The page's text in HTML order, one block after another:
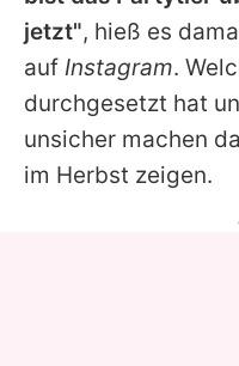
jetzt", hieß es
auf Instagram.
durchgesetzt hat
unsicher machen
im Herbst zeigen.